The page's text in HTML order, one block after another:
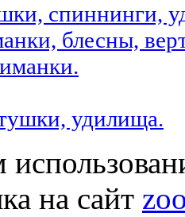
спиннинги,
блесны,
удилища.
на сайт